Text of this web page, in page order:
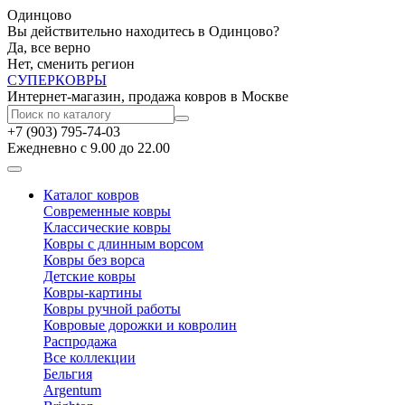
Одинцово
Вы действительно находитесь в Одинцово?
Да, все верно
Нет, сменить регион
СУПЕРКОВРЫ
Интернет-магазин, продажа ковров в Москве
+7 (903) 795-74-03
Ежедневно с 9.00 до 22.00
Каталог ковров
Современные ковры
Классические ковры
Ковры с длинным ворсом
Ковры без ворса
Детские ковры
Ковры-картины
Ковры ручной работы
Ковровые дорожки и ковролин
Распродажа
Все коллекции
Бельгия
Argentum